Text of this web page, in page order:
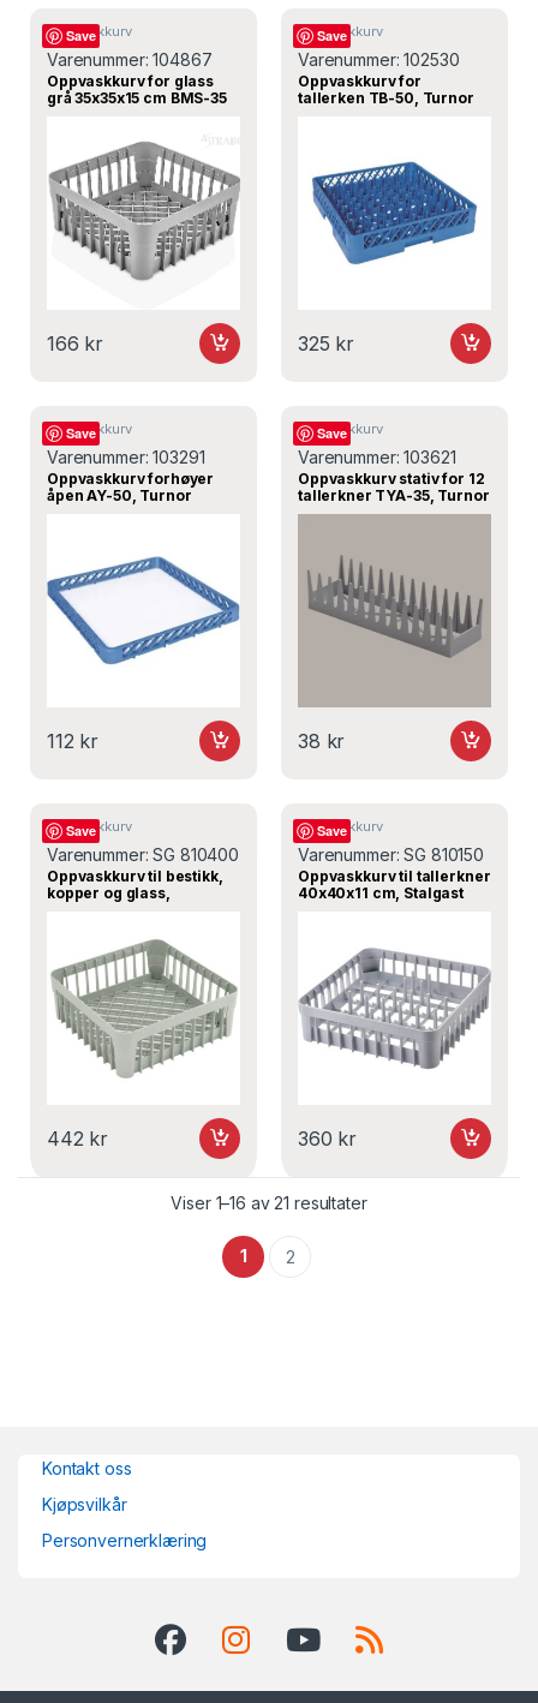
Save
Oppvaskkurv
Varenummer:104867
Oppvaskkurv for glass
grå 35x35x15 cm BMS-35
166 kr
Save
Oppvaskkurv
Varenummer:102530
Oppvaskkurv for
tallerken TB-50, Turnor
325 kr
Save
Oppvaskkurv
Varenummer:103291
Oppvaskkurv forhøyer
åpen AY-50, Turnor
112 kr
Save
Oppvaskkurv
Varenummer:103621
Oppvaskkurv stativ for 12
tallerkner TYA-35, Turnor
38 kr
Save
Oppvaskkurv
Varenummer:SG 810400
Oppvaskkurv til bestikk,
kopper og glass,
442 kr
Save
Oppvaskkurv
Varenummer:SG 810150
Oppvaskkurv til tallerkner
40x40x11 cm, Stalgast
360 kr
Viser 1–16 av 21 resultater
1 2
Kontakt oss
Kjøpsvilkår
Personvernerklæring